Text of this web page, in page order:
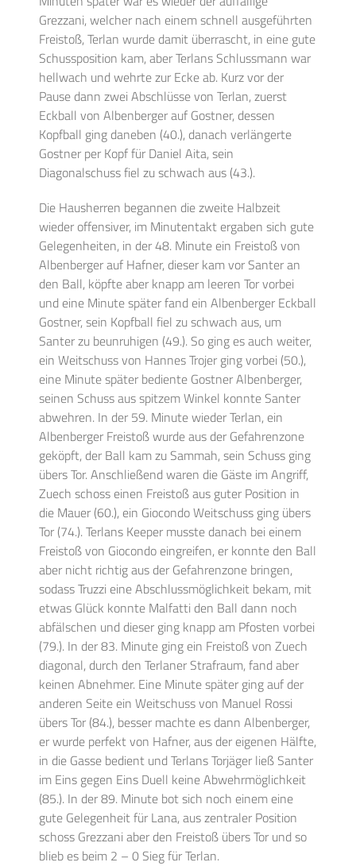
Grezzani, welcher nach einem schnell ausgeführten
Freistoß, Terlan wurde damit überrascht, in eine gute
Schussposition kam, aber Terlans Schlussmann war
hellwach und wehrte zur Ecke ab. Kurz vor der
Pause dann zwei Abschlüsse von Terlan, zuerst
Eckball von Albenberger auf Gostner, dessen
Kopfball ging daneben (40.), danach verlängerte
Gostner per Kopf für Daniel Aita, sein
Diagonalschuss fiel zu schwach aus (43.).
Die Hausherren begannen die zweite Halbzeit
wieder offensiver, im Minutentakt ergaben sich gute
Gelegenheiten, in der 48. Minute ein Freistoß von
Albenberger auf Hafner, dieser kam vor Santer an
den Ball, köpfte aber knapp am leeren Tor vorbei
und eine Minute später fand ein Albenberger Eckball
Gostner, sein Kopfball fiel zu schwach aus, um
Santer zu beunruhigen (49.). So ging es auch weiter,
ein Weitschuss von Hannes Trojer ging vorbei (50.),
eine Minute später bediente Gostner Albenberger,
seinen Schuss aus spitzem Winkel konnte Santer
abwehren. In der 59. Minute wieder Terlan, ein
Albenberger Freistoß wurde aus der Gefahrenzone
geköpft, der Ball kam zu Sammah, sein Schuss ging
übers Tor. Anschließend waren die Gäste im Angriff,
Zuech schoss einen Freistoß aus guter Position in
die Mauer (60.), ein Giocondo Weitschuss ging übers
Tor (74.). Terlans Keeper musste danach bei einem
Freistoß von Giocondo eingreifen, er konnte den Ball
aber nicht richtig aus der Gefahrenzone bringen,
sodass Truzzi eine Abschlussmöglichkeit bekam, mit
etwas Glück konnte Malfatti den Ball dann noch
abfälschen und dieser ging knapp am Pfosten vorbei
(79.). In der 83. Minute ging ein Freistoß von Zuech
diagonal, durch den Terlaner Strafraum, fand aber
keinen Abnehmer. Eine Minute später ging auf der
anderen Seite ein Weitschuss von Manuel Rossi
übers Tor (84.), besser machte es dann Albenberger,
er wurde perfekt von Hafner, aus der eigenen Hälfte,
in die Gasse bedient und Terlans Torjäger ließ Santer
im Eins gegen Eins Duell keine Abwehrmöglichkeit
(85.). In der 89. Minute bot sich noch einem eine
gute Gelegenheit für Lana, aus zentraler Position
schoss Grezzani aber den Freistoß übers Tor und so
blieb es beim 2 – 0 Sieg für Terlan.